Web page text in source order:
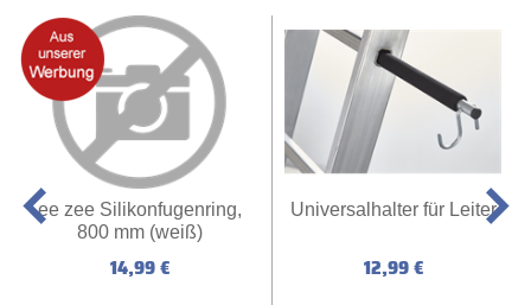
ee zee Silikonfugenring,
800 mm (weiß)
14,99 €
Universalhalter für Leiter
12,99 €